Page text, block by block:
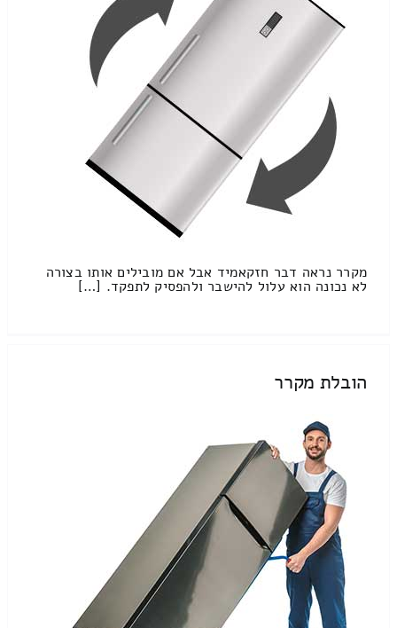
מקרר נראה דבר חזקאמיד אבל אם מובילים אותו בצורה
לא נכונה הוא עלול להישבר ולהפסיק לתפקד. […]
הובלת מקרר